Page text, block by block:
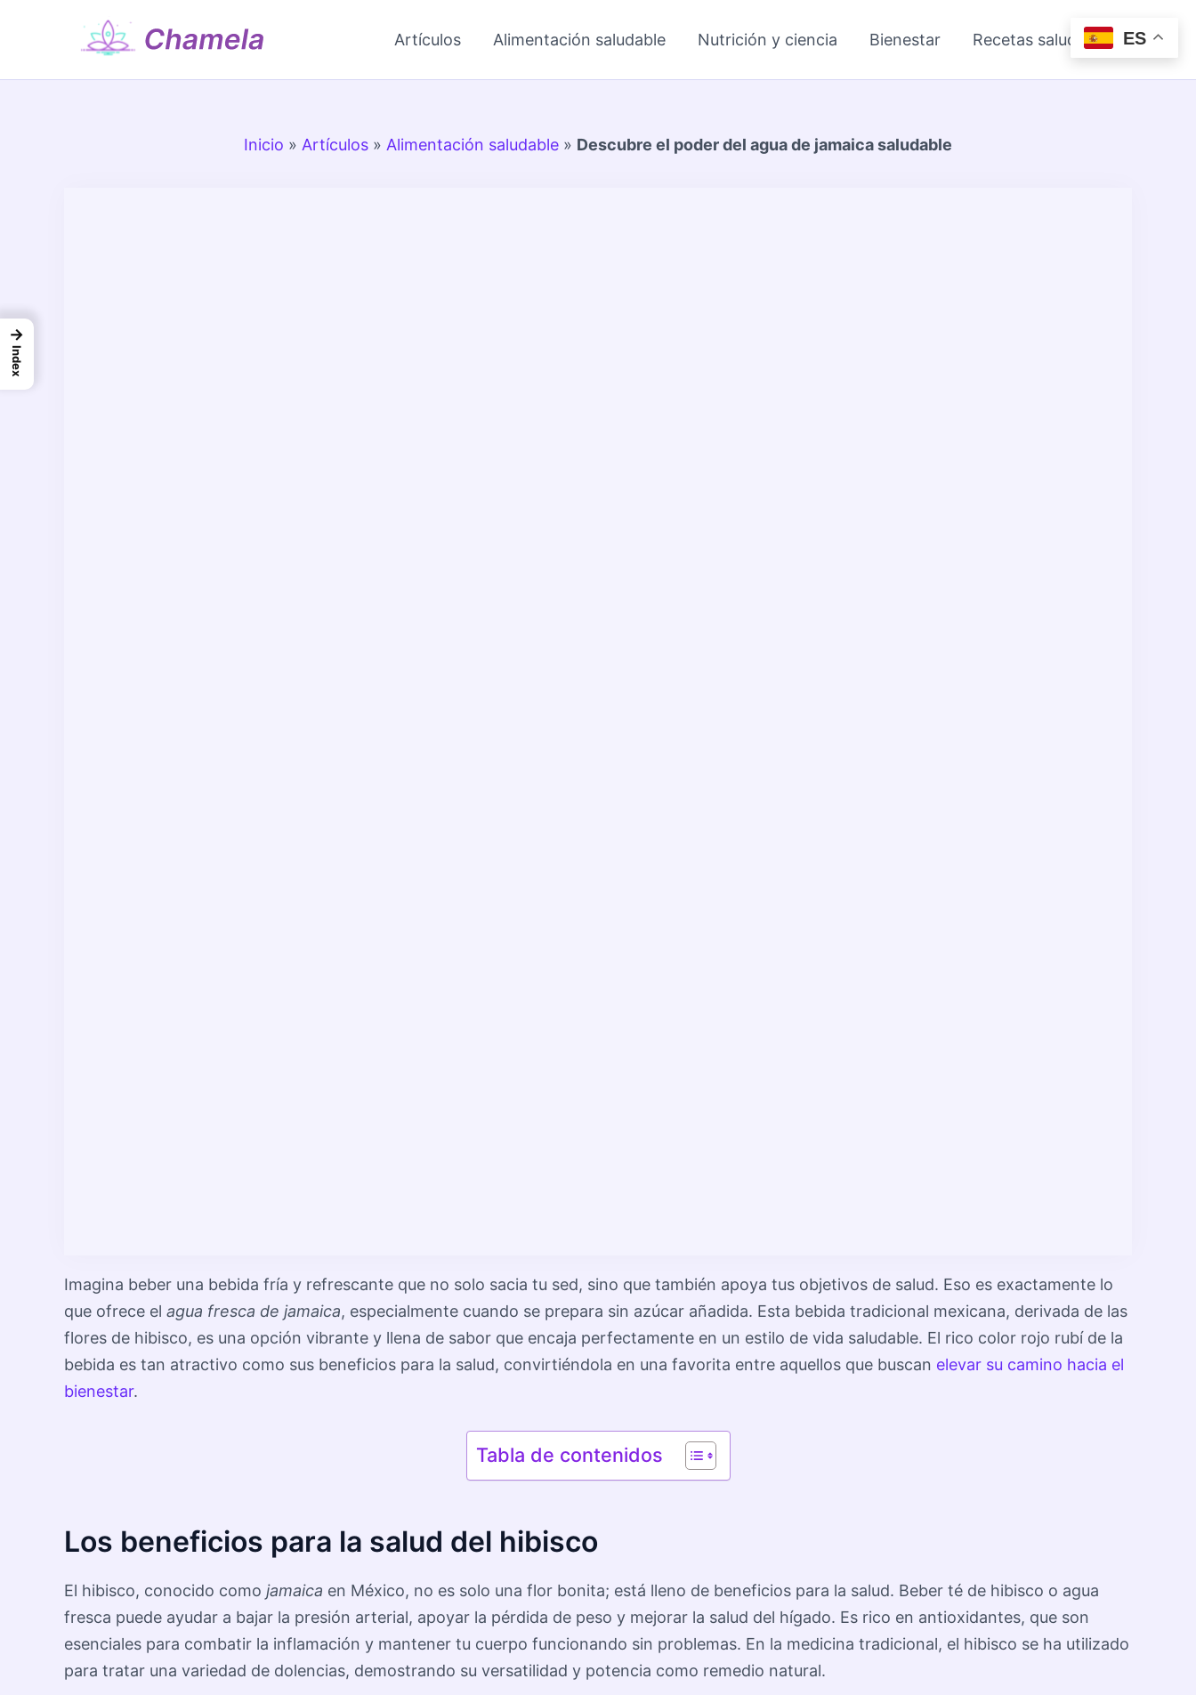
Artículos Alimentación saludable Nutrición y ciencia Bienestar Recetas saludables
Inicio » Artículos » Alimentación saludable » Descubre el poder del agua de jamaica saludable
Imagina beber una bebida fría y refrescante que no solo sacia tu sed, sino que también apoya tus objetivos de salud. Eso es exactamente lo
que ofrece el agua fresca de jamaica, especialmente cuando se prepara sin azúcar añadida. Esta bebida tradicional mexicana, derivada de las
flores de hibisco, es una opción vibrante y llena de sabor que encaja perfectamente en un estilo de vida saludable. El rico color rojo rubí de la
bebida es tan atractivo como sus beneficios para la salud, convirtiéndola en una favorita entre aquellos que buscan elevar su camino hacia el
bienestar.
Tabla de contenidos
Los beneficios para la salud del hibisco
El hibisco, conocido como jamaica en México, no es solo una flor bonita; está lleno de beneficios para la salud. Beber té de hibisco o agua
fresca puede ayudar a bajar la presión arterial, apoyar la pérdida de peso y mejorar la salud del hígado. Es rico en antioxidantes, que son
esenciales para combatir la inflamación y mantener tu cuerpo funcionando sin problemas. En la medicina tradicional, el hibisco se ha utilizado
para tratar una variedad de dolencias, demostrando su versatilidad y potencia como remedio natural.
ES
→
Index